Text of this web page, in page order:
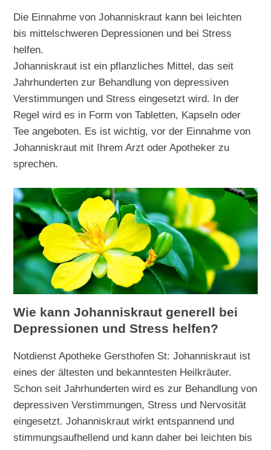
Die Einnahme von Johanniskraut kann bei leichten
bis mittelschweren Depressionen und bei Stress
helfen.
Johanniskraut ist ein pflanzliches Mittel, das seit
Jahrhunderten zur Behandlung von depressiven
Verstimmungen und Stress eingesetzt wird. In der
Regel wird es in Form von Tabletten, Kapseln oder
Tee angeboten. Es ist wichtig, vor der Einnahme von
Johanniskraut mit Ihrem Arzt oder Apotheker zu
sprechen.
Wie kann Johanniskraut generell bei
Depressionen und Stress helfen?
Notdienst Apotheke Gersthofen St: Johanniskraut ist
eines der ältesten und bekanntesten Heilkräuter.
Schon seit Jahrhunderten wird es zur Behandlung von
depressiven Verstimmungen, Stress und Nervosität
eingesetzt. Johanniskraut wirkt entspannend und
stimmungsaufhellend und kann daher bei leichten bis